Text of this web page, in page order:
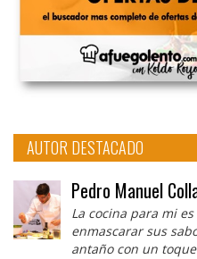
AUTOR DESTACADO
Pedro Manuel
La cocina para mi
enmascarar sus
antaño con un